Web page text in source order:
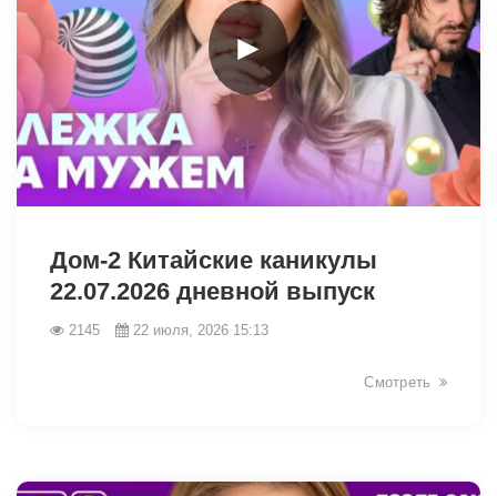
►
Дом-2 Китайские каникулы
22.07.2026 дневной выпуск
2145 22 июля, 2026 15:13
Смотреть